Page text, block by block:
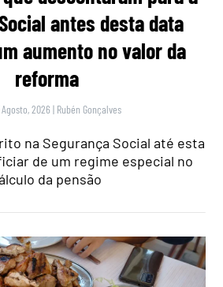
antes desta data
aumento no valor da
reforma
2026 | Rubén Gonçalves
na Segurança Social até esta
de um regime especial no
da pensão